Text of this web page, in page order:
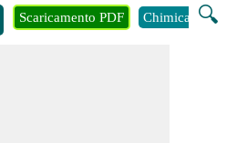
🔍
Scaricamento PDF Chimica